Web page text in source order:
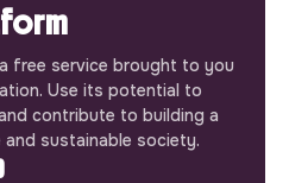
free service brought to you
Use its potential to
contribute to building a
sustainable society.